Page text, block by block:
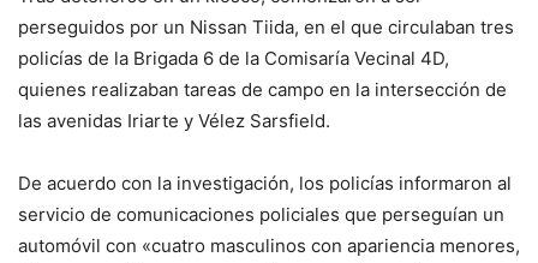
perseguidos por un Nissan Tiida, en el que circulaban tres
policías de la Brigada 6 de la Comisaría Vecinal 4D,
quienes realizaban tareas de campo en la intersección de
las avenidas Iriarte y Vélez Sarsfield.
De acuerdo con la investigación, los policías informaron al
servicio de comunicaciones policiales que perseguían un
automóvil con «cuatro masculinos con apariencia menores,